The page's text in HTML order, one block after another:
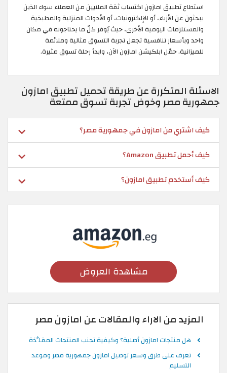
استطاع تطبيق امازون اكتساب ثقة الملايين من العملاء سواء الذين
يبحثون عن الأزياء، أو الإلكترونيات، أو الأدوات المنزلية والمطبخية
والمستلزمات اليومية الأخرى، حيث يُوفر كلّ ما يحتاجونه في مكان
واحد وبأسعار تنافسية تجعل تجربة التسوق مثالية وملائمة
للميزانية. حمّل ابلكيشن امازون الآن، وابدأ رحلة تسوق مثيرة.
الاسئلة المتكررة عن طريقة تحميل تطبيق امازون
جمهورية مصر وخوض تجربة تسوق ممتعة
كيف اشتري من امازون في جمهورية مصر؟
كيف أحمل تطبيق Amazon؟
كيف أستخدم تطبيق امازون؟
مشاهدة العروض
المزيد من الاراء والمقالات عن امازون مصر
هل منتجات امازون أصلية؟ وكيفية تجنب المنتجات المقلَّدَة
تعرف على طرق وسعر توصيل امازون جمهورية مصر وموعد
التسليم